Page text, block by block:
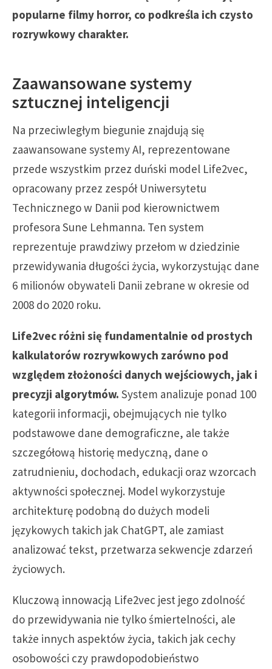
popularne filmy horror, co podkreśla ich czysto
rozrywkowy charakter.
Zaawansowane systemy
sztucznej inteligencji
Na przeciwległym biegunie znajdują się
zaawansowane systemy AI, reprezentowane
przede wszystkim przez duński model Life2vec,
opracowany przez zespół Uniwersytetu
Technicznego w Danii pod kierownictwem
profesora Sune Lehmanna. Ten system
reprezentuje prawdziwy przełom w dziedzinie
przewidywania długości życia, wykorzystując dane
6 milionów obywateli Danii zebrane w okresie od
2008 do 2020 roku.
Life2vec różni się fundamentalnie od prostych
kalkulatorów rozrywkowych zarówno pod
względem złożoności danych wejściowych, jak i
precyzji algorytmów. System analizuje ponad 100
kategorii informacji, obejmujących nie tylko
podstawowe dane demograficzne, ale także
szczegółową historię medyczną, dane o
zatrudnieniu, dochodach, edukacji oraz wzorcach
aktywności społecznej. Model wykorzystuje
architekturę podobną do dużych modeli
językowych takich jak ChatGPT, ale zamiast
analizować tekst, przetwarza sekwencje zdarzeń
życiowych.
Kluczową innowacją Life2vec jest jego zdolność
do przewidywania nie tylko śmiertelności, ale
także innych aspektów życia, takich jak cechy
osobowości czy prawdopodobieństwo